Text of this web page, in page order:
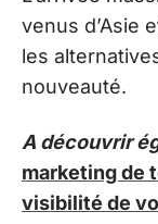
venus d’Asie
les
nouveauté.
A découvrir
marketing de
visibilité de